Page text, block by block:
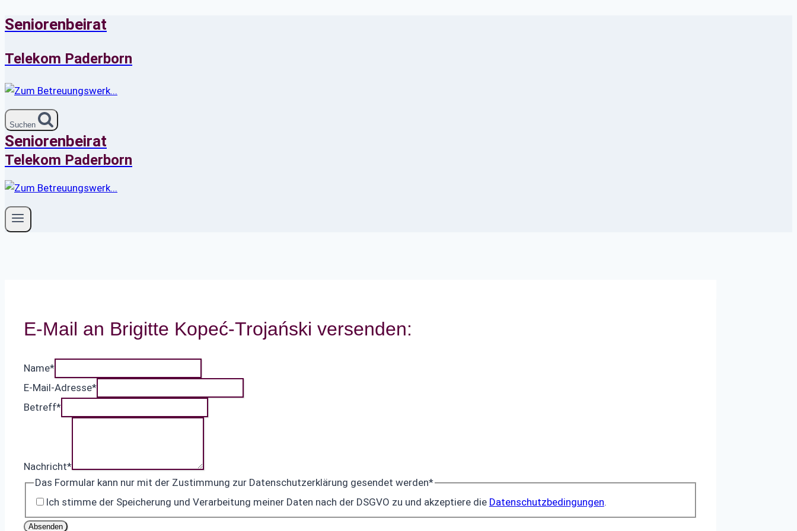
Zum
springen
Seniorenbeirat
Telekom Paderborn
Suchen
Seniorenbeirat
Telekom Paderborn
E-Mail an Brigitte Kopeć-Trojański versenden:
Name*
E-Mail-Adresse*
Betreff*
Nachricht*
Das Formular kann nur mit der Zustimmung zur Datenschutzerklärung gesendet werden*
Ich stimme der Speicherung und Verarbeitung meiner Daten nach der DSGVO zu und akzeptiere die Datenschutzbedingungen.
Absenden